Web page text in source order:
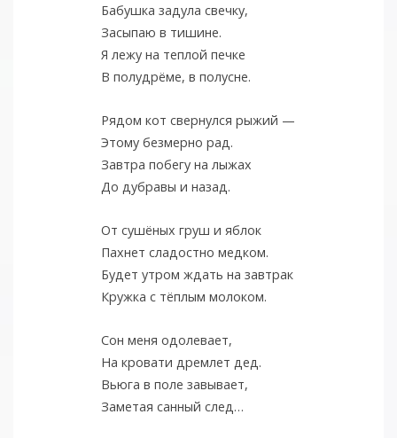
Бабушка задула свечку,
Засыпаю в тишине.
Я лежу на теплой печке
В полудрёме, в полусне.
Рядом кот свернулся рыжий —
Этому безмерно рад.
Завтра побегу на лыжах
До дубравы и назад.
От сушёных груш и яблок
Пахнет сладостно медком.
Будет утром ждать на завтрак
Кружка с тёплым молоком.
Сон меня одолевает,
На кровати дремлет дед.
Вьюга в поле завывает,
Заметая санный след…